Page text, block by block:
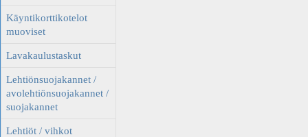
Käyntikorttikotelot
muoviset
Lavakaulustaskut
Lehtiönsuojakannet /
avolehtiönsuojakannet /
suojakannet
Lehtiöt / vihkot